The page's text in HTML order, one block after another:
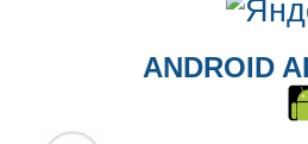
ANDROID